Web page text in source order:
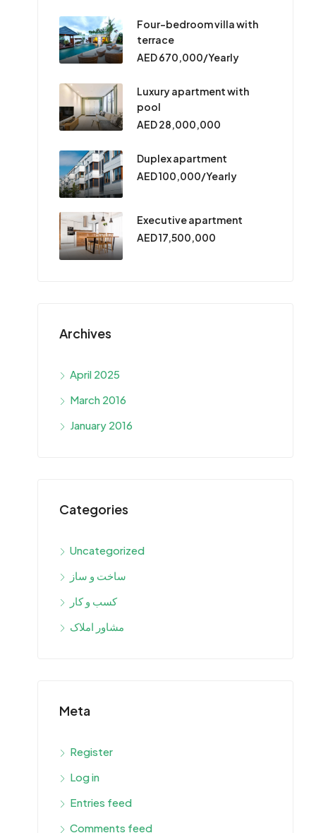
Four-bedroom villa with
terrace
AED 670,000/Yearly
Luxury apartment with
pool
AED 28,000,000
Duplex apartment
AED 100,000/Yearly
Executive apartment
AED 17,500,000
Archives
April 2025
March 2016
January 2016
Categories
Uncategorized
ساخت و ساز
کسب و کار
مشاور املاک
Meta
Register
Log in
Entries feed
Comments feed